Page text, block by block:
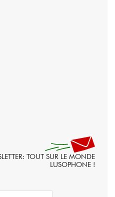
TOUT SUR LE MONDE
LUSOPHONE !